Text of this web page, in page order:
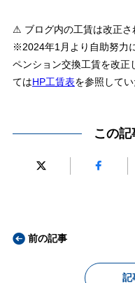
⚠ ブログ内の工賃は改正さ
※2024年1月より自助努力
ペンション交換工賃を改正
てはHP工賃表を参照して
この
前の記事
記